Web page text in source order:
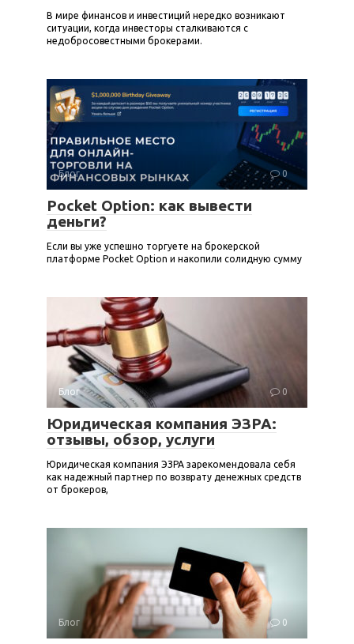
В мире финансов и инвестиций нередко возникают
ситуации, когда инвесторы сталкиваются с
недобросовестными брокерами.
Блог 0
Pocket Option: как вывести
деньги?
Если вы уже успешно торгуете на брокерской
платформе Pocket Option и накопили солидную сумму
Блог 0
Юридическая компания ЭЗРА:
отзывы, обзор, услуги
Юридическая компания ЭЗРА зарекомендовала себя
как надежный партнер по возврату денежных средств
от брокеров,
Блог 0